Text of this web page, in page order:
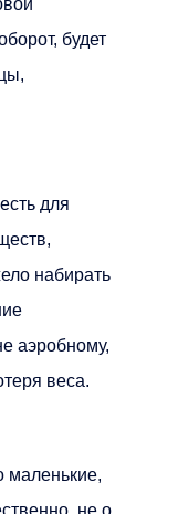
будет
для
набирать
аэробному,
веса.
маленькие,
не о